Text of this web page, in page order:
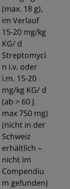
(max. 18 g),
im Verlauf
15-20 mg/kg
KG/ d
Streptomyci
n i.v. oder
i.m. 15-20
mg/kg KG/ d
(ab > 60 J.
max 750 mg)
(nicht in der
Schweiz
erhältlich –
nicht im
Compendiu
m gefunden)